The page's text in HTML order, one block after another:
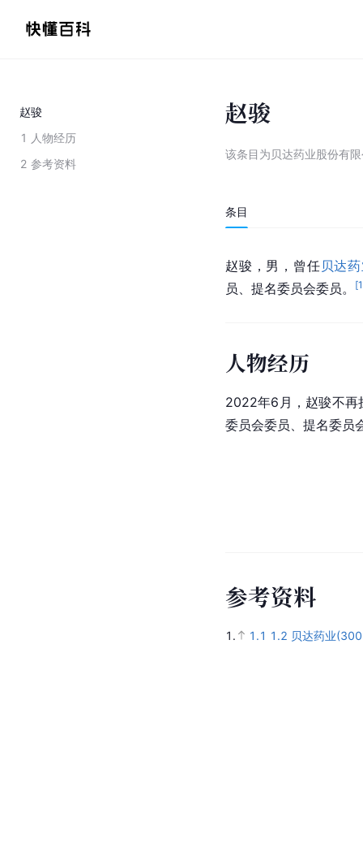
赵骏
1 人物经历
2 参考资料
赵骏
该条目为贝达药业股份有
条目
赵骏，男，曾任 贝达
员、提名委员会委员。
[1
人物经历
2022年6月，赵骏不再
委员会委员、提名委员
参考资料
1. 1.1 1.2 贝达药业